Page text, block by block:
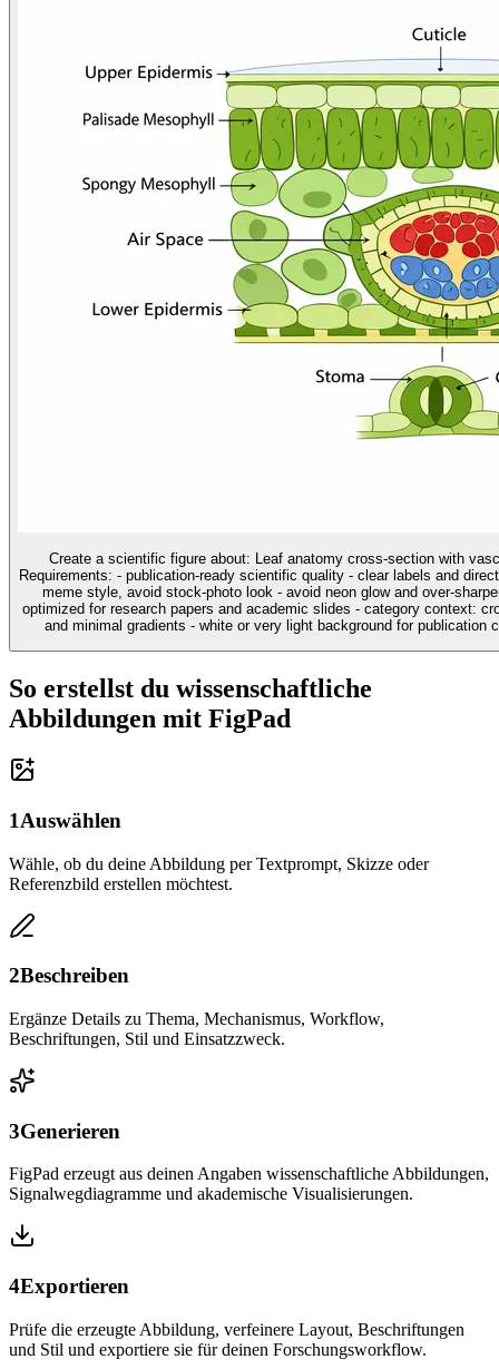
Create a scientific figure about: Leaf anatomy cross-section with
Requirements: - publication-ready scientific quality - clear labels and
meme style, avoid stock-photo look - avoid neon glow and over-
optimized for research papers and academic slides - category context:
and minimal gradients - white or very light background for
So erstellst du wissenschaftliche
Abbildungen mit FigPad
1Auswählen
Wähle, ob du deine Abbildung per Textprompt, Skizze oder
Referenzbild erstellen möchtest.
2Beschreiben
Ergänze Details zu Thema, Mechanismus, Workflow,
Beschriftungen, Stil und Einsatzzweck.
3Generieren
FigPad erzeugt aus deinen Angaben wissenschaftliche Abbildungen,
Signalwegdiagramme und akademische Visualisierungen.
4Exportieren
Prüfe die erzeugte Abbildung, verfeinere Layout, Beschriftungen
und Stil und exportiere sie für deinen Forschungsworkflow.